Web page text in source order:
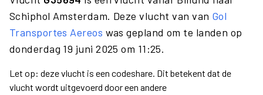
Schiphol Amsterdam. Deze vlucht van van Gol
Transportes Aereos was gepland om te landen op
donderdag 19 juni 2025 om 11:25.
Let op: deze vlucht is een codeshare. Dit betekent dat de
vlucht wordt uitgevoerd door een andere